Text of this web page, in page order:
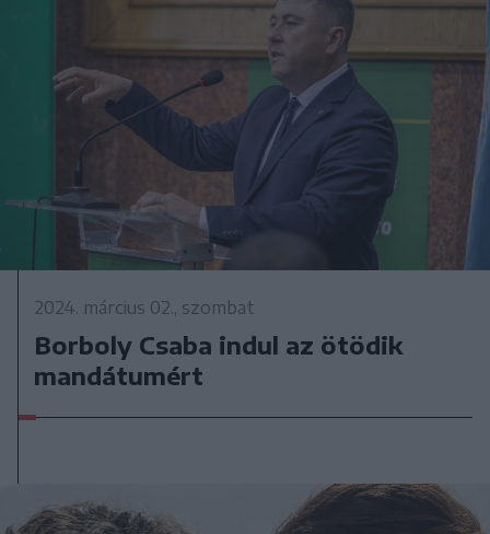
2024. március 02., szombat
Borboly Csaba indul az ötödik
mandátumért